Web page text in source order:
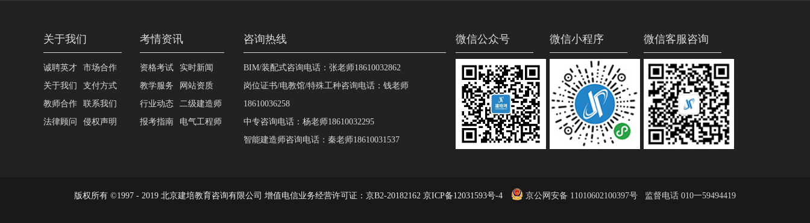
关于我们
诚聘英才
关于我们
教师合作
法律顾问
市场合作
支付方式
联系我们
侵权声明
考情资讯
资格考试
教学服务
行业动态
报考指南
实时新闻
网站资质
二级建造师
电气工程师
咨询热线
BIM/装配式咨询电话：张老师18610032862
岗位证书/电教馆/特殊工种咨询电话：钱老师
18610036258
中专咨询电话：杨老师18610032295
智能建造师咨询电话：秦老师18610031537
微信公众号 微信小程序 微信客服咨询
版权所有 ©1997 - 2019 北京建培教育咨询有限公司 增值电信业务经营许可证：京B2-20182162 京ICP备12031593号-4 京公网安备 11010602100397号 监督电话 010一59494419